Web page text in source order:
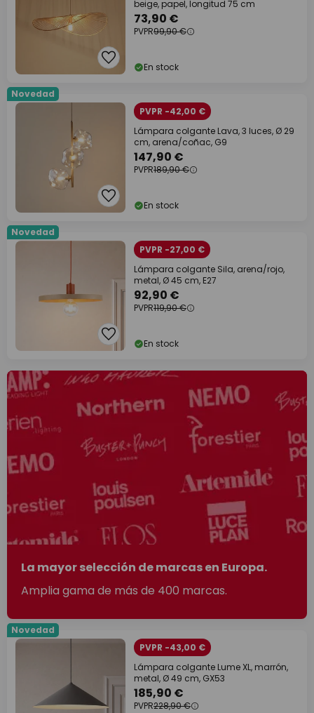
beige, papel, longitud 75 cm
73,90 €
PVPR99,90 €
En stock
Novedad
PVPR -42,00 €
Lámpara colgante Lava, 3 luces, Ø 29
cm, arena/coñac, G9
147,90 €
PVPR189,90 €
En stock
Novedad
PVPR -27,00 €
Lámpara colgante Sila, arena/rojo,
metal, Ø 45 cm, E27
92,90 €
PVPR119,90 €
En stock
La mayor selección de marcas en Europa.
Amplia gama de más de 400 marcas.
Novedad
PVPR -43,00 €
Lámpara colgante Lume XL, marrón,
metal, Ø 49 cm, GX53
185,90 €
PVPR228,90 €